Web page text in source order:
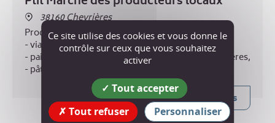
38160 Chevrières
Producteurs :
- viande de François Détroyat de St Vérand,
- pain et viennoiseries de Laure Thomas de Chevrières,
- pâtisserie de Baptiste
et au printemps :
- légumes de Laurent Boucheny de Murinais
Plus d'infos
Ce site utilise des cookies et vous donne le
contrôle sur ceux que vous souhaitez
activer
Tout accepter
Tout refuser
Personnaliser